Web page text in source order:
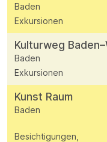
Baden
Exkursionen
Kulturweg
Baden
Exkursionen
Kunst Raum
Baden
Besichtigungen,